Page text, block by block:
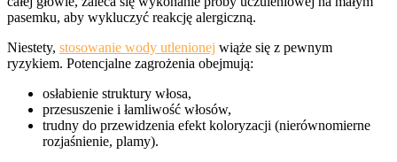
pasemku, aby wykluczyć reakcję alergiczną.
Niestety, stosowanie wody utlenionej wiąże się z pewnym
ryzykiem. Potencjalne zagrożenia obejmują:
osłabienie struktury włosa,
przesuszenie i łamliwość włosów,
trudny do przewidzenia efekt koloryzacji (nierównomierne
rozjaśnienie, plamy).